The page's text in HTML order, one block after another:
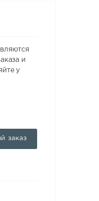
и
у
заказ